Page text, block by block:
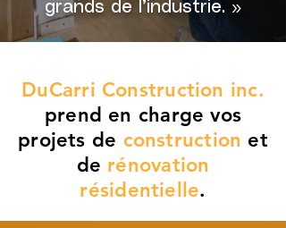
grands de l’industrie. »
DuCarri Construction inc.
prend en charge vos
projets de construction et
de rénovation
résidentielle.